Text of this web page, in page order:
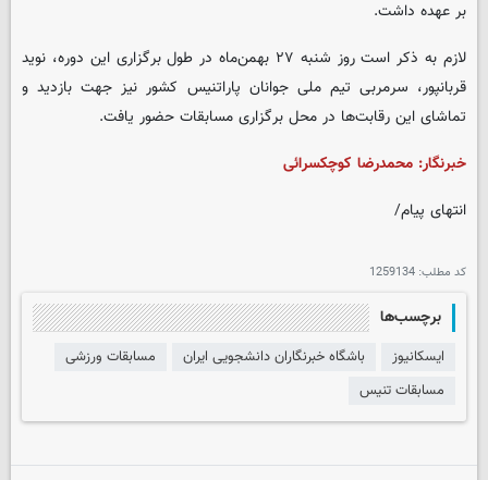
بر عهده داشت.
لازم به ذکر است روز شنبه ۲۷ بهمن‌ماه در طول برگزاری این دوره، نوید
قربانپور، سرمربی تیم ملی جوانان پاراتنیس کشور نیز جهت بازدید و
تماشای این رقابت‌ها در محل برگزاری مسابقات حضور یافت.
خبرنگار: محمدرضا کوچکسرائی
انتهای پیام/
کد مطلب: 1259134
برچسب‌ها
ایسکانیوز باشگاه خبرنگاران دانشجویی ایران
مسابقات ورزشی
مسابقات تنیس